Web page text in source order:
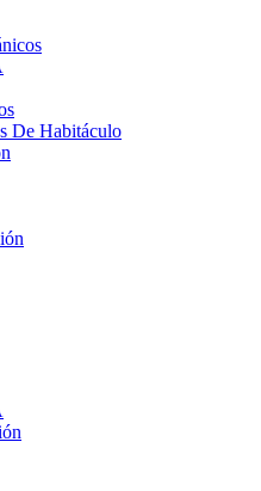
De Habitáculo